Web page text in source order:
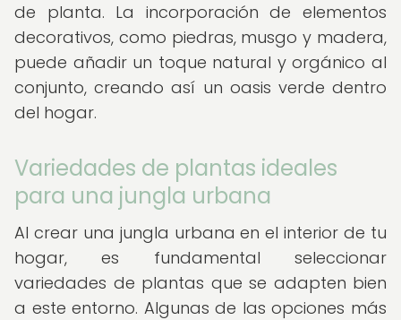
de planta. La incorporación de elementos
decorativos, como piedras, musgo y madera,
puede añadir un toque natural y orgánico al
conjunto, creando así un oasis verde dentro
del hogar.
Variedades de plantas ideales
para una jungla urbana
Al crear una jungla urbana en el interior de tu
hogar, es fundamental seleccionar
variedades de plantas que se adapten bien
a este entorno. Algunas de las opciones más